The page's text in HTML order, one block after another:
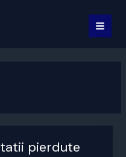
pierdute